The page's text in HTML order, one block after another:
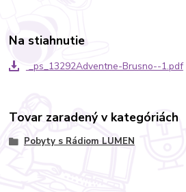
Na stiahnutie
_ps_13292Adventne-Brusno--1.pdf
Tovar zaradený v kategóriách
Pobyty s Rádiom LUMEN